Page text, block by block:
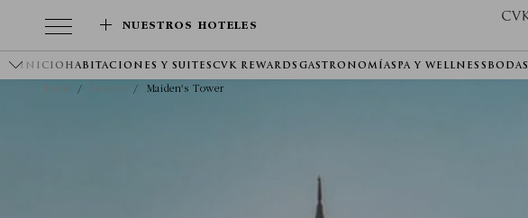
NUESTROS HOTELES
INICIO HABITACIONES Y SUITESCVK REWARDS GASTRONOMÍASPA Y WELLNESS BODAS
Maiden's Tower